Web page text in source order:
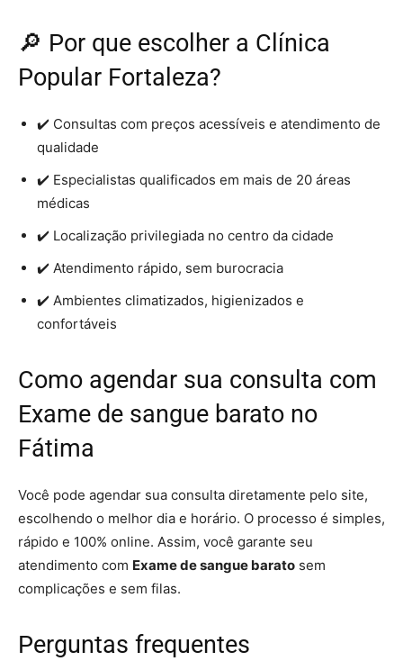
🔎 Por que escolher a Clínica
Popular Fortaleza?
✔️ Consultas com preços acessíveis e atendimento de
qualidade
✔️ Especialistas qualificados em mais de 20 áreas
médicas
✔️ Localização privilegiada no centro da cidade
✔️ Atendimento rápido, sem burocracia
✔️ Ambientes climatizados, higienizados e
confortáveis
Como agendar sua consulta com
Exame de sangue barato no
Fátima
Você pode agendar sua consulta diretamente pelo site,
escolhendo o melhor dia e horário. O processo é simples,
rápido e 100% online. Assim, você garante seu
atendimento com Exame de sangue barato sem
complicações e sem filas.
Perguntas frequentes